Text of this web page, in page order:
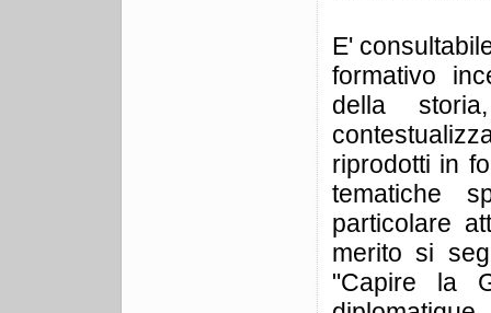
E'
formativo
della
riprodotti in
tematiche
particolare
merito si
"Capire la